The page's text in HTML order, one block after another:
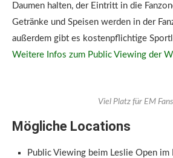
Daumen halten, der Eintritt in die
Getränke und Speisen werden in der
außerdem gibt es kostenpflichtige
Weitere Infos zum Public Viewing der
Viel Platz für EM Fans
Mögliche Locations
Public Viewing beim Leslie Open im